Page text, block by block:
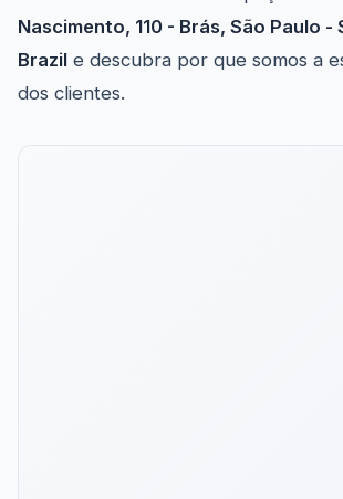
Nascimento, 110 - Brás, São Paulo -
Brazil e descubra por que somos a
dos clientes.